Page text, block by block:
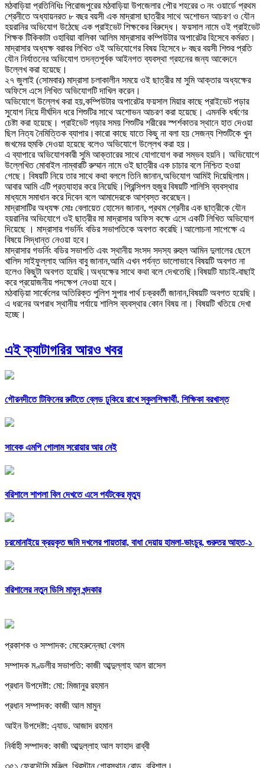
মঠবাড়িয়া প্রতিনিধিঃ পিরোজপুরের মঠবাড়িয়া উপজেলার পৌর শহরের ৩ নং ওয়ার্ডে প্রথম
শ্রেনীতে অধ্যায়নরত ৮ বছর বয়সী এক মাদ্রাসা ছাত্রীর সাথে অশোভন আচরণ ও যৌন
হয়রানির অভিযোগ উঠেছে এক প্রাইভেট শিক্ষকের বিরুদ্ধে। ফয়সাল নামে ওই প্রাইভেট
শিক্ষক টিকিকাটা ওহাবিয়া বালিকা আলিম মাদ্রাসার কম্পিউটার অপারেটর হিসেবে কর্মরত।
মাদ্রাসার অধ্যক্ষ বরাবর লিখিত ওই অভিযোগের বিষয় হিসেবে ৮ বছর বয়সী শিশুর প্রতি
যৌন নির্যাতনের অভিযোগ তদন্তপূর্বক আইনগত ব্যবস্থা গ্রহনের জন্য আবেদনে
উল্লেখ করা হয়েছে।
২৭ জুলাই (সোমবার) মাদ্রাসা চলাকালীন সময়ে ওই ছাত্রীর মা সুমি আক্তার অধ্যক্ষের
অফিসে এসে লিখিত অভিযোগটি দাখিল করেন।
অভিযোগে উল্লেখ করা হয়,কম্পিউটার অপারেটর ফয়সাল মিয়ার কাছে প্রাইভেট পড়ার
সুযোগ নিয়ে দীর্ঘদিন ধরে শিশুটির সাথে অশোভন আচরণ করা হয়েছে। এমনকি ধর্ষণের
চেষ্টা করা হয়েছে। প্রাইভেট পড়ার সময় শিশুটির শরীরের স্পর্শকাতর স্থানে হাত দেওয়া
ছিল নিত্য নৈমিত্তিক ব্যাপার।কারো কাছে যাতে কিছু না বলা হয় সেজন্য শিশুটিকে খুন
জখমের হুমকি দেওয়া হয়েছে বলেও অভিযোগে উল্লেখ করা হয়।
এ ব্যাপারে অভিযোগকারী সুমি আক্তারের সাথে যোগাযোগ করা সম্ভব হয়নি। অভিযোগে
উল্লেখিত মোবাইল নাম্বারটি রুম্মান নামে ওই ছাত্রীর এক চাচার বলে নিশ্চিত হওয়া
গেছে। বিষয়টি নিয়ে তার সাথে কথা বললে তিনি জানান,অভিযোগ আমিই দিয়েছিলাম।
আবার আমি এটি প্রত্যাহার করে নিয়েছি।প্রিন্সিপল হুজুর বিষয়টি শালিসি ব্যবস্থার
মাধ্যমে সমাধান করে দিবেন বলে আমাদেরকে আশ্বস্ত করেছেন।
মাদ্রাসাটির অধ্যক্ষ মোঃ বেলায়েত হোসেন জানান, প্রথম শ্রেনীর এক ছাত্রীকে যৌন
হয়রানির অভিযোগে ওই ছাত্রীর মা মাদ্রাসার অফিস কক্ষে এসে একটি লিখিত অভিযোগ
দিয়েছে । মাদ্রাসার গভর্নিং বডির সভাপতিকে অবগত করেছি।আলোচনা সাপেক্ষে এ
বিষয়ে সিদ্ধান্ত নেওয়া হবে।
মাদ্রাসার গভর্নিং বডির সভাপতি এবং স্থানীয় সংসদ সদস্য রুহুল আমিন দুলালের ছেলে
খালিদ সাইফুল্লাহ আমিন বাবু জানান,আমি এখন পর্যন্ত ভালোভাবে বিষয়টি অবগত না
হলেও কিছুটা অবগত হয়েছি।অধ্যক্ষের সাথে কথা বলে দেখতেছি।বিষয়টি যাচাই-বাছাই
করে প্রয়োজনীয় পদক্ষেপ নেওয়া হবে।
মঠবাড়িয়া সার্কেলের অতিরিক্ত পুলিশ সুপার পার্থ চক্রবর্তী জানান,বিষয়টি অবগত হয়েছি।
এ ধরনের অপরাধ স্থানীয় পর্যায়ে শালিস ব্যবস্থার কোন বিষয় না। বিষয়টি খতিয়ে দেখা
হচ্ছে।
এই ক্যাটাগরির আরও খবর
গৌরনদীতে টিফিনের রুটিতে ব্লেড ঢুকিয়ে রাখে স্কুলশিক্ষার্থী, শিক্ষিকা বরখাস্ত
সাবেক এমপি গোলাম সরোয়ার আর নেই
বরিশালে শাপলা বিল দেখতে এসে পর্যটকের মৃত্যু
চরমোনাইয়ে ক্রয়কৃত জমি দখলের পায়তারা, বাধা দেয়ায় হামলা-ভাংচুর, গুরুতর আহত-১
বরিশালের নতুন ডিসি মামুন খন্দকার
প্রকাশক ও সম্পাদক: মেহেরুন্নেছা বেগম
সম্পাদক মণ্ডলীর সভাপতি: কাজী আব্দুল্লাহ আল রাসেল
প্রধান উপদেষ্টা: মো: মিজানুর রহমান
প্রধান সম্পাদক: কাজী আল মামুন
আইন উপদেষ্টা: এ্যাড. আজাদ রহমান
নির্বাহী সম্পাদক: কাজী আব্দুল্লাহ আল ফাহাদ রাব্বী
৩৫১ ফেরদৌসি মঞ্জিল, খ্রিস্টান গোরস্থান রোড, বরিশাল।